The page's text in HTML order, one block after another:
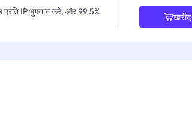
प्रति IP भुगतान करें, और 99.5%
खरीद